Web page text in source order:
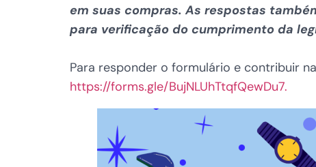
em suas compras. As respostas
para verificação do cumprimento da
Para responder o formulário e contribuir
https://forms.gle/BujNLUhTtqfQewDu7.